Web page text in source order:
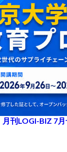
月刊LOGI-BIZ 7